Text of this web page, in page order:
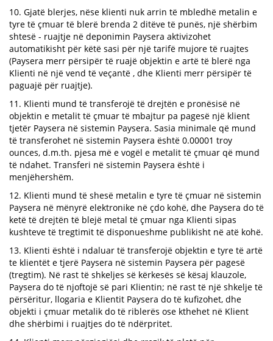
10. Gjatë blerjes, nëse klienti nuk arrin të mbledhë metalin e
tyre të çmuar të blerë brenda 2 ditëve të punës, një shërbim
shtesë - ruajtje në deponimin Paysera aktivizohet
automatikisht për këtë sasi për një tarifë mujore të ruajtes
(Paysera merr përsipër të ruajë objektin e artë të blerë nga
Klienti në një vend të veçantë , dhe Klienti merr përsipër të
paguajë për ruajtje).
11. Klienti mund të transferojë të drejtën e pronësisë në
objektin e metalit të çmuar të mbajtur pa pagesë një klient
tjetër Paysera në sistemin Paysera. Sasia minimale që mund
të transferohet në sistemin Paysera është 0.00001 troy
ounces, d.m.th. pjesa më e vogël e metalit të çmuar që mund
të ndahet. Transferi në sistemin Paysera është i
menjëhershëm.
12. Klienti mund të shesë metalin e tyre të çmuar në sistemin
Paysera në mënyrë elektronike në çdo kohë, dhe Paysera do të
ketë të drejtën të blejë metal të çmuar nga Klienti sipas
kushteve të tregtimit të disponueshme publikisht në atë kohë.
13. Klienti është i ndaluar të transferojë objektin e tyre të artë
te klientët e tjerë Paysera në sistemin Paysera për pagesë
(tregtim). Në rast të shkeljes së kërkesës së kësaj klauzole,
Paysera do të njoftojë së pari Klientin; në rast të një shkelje të
përsëritur, llogaria e Klientit Paysera do të kufizohet, dhe
objekti i çmuar metalik do të riblerës ose kthehet në Klient
dhe shërbimi i ruajtjes do të ndërpritet.